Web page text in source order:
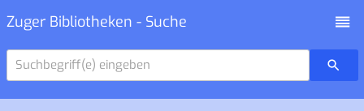
Zuger Bibliotheken - Suche
Suchbegriff(e) eingeben